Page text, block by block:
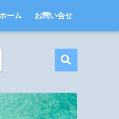
ーム お問い合せ